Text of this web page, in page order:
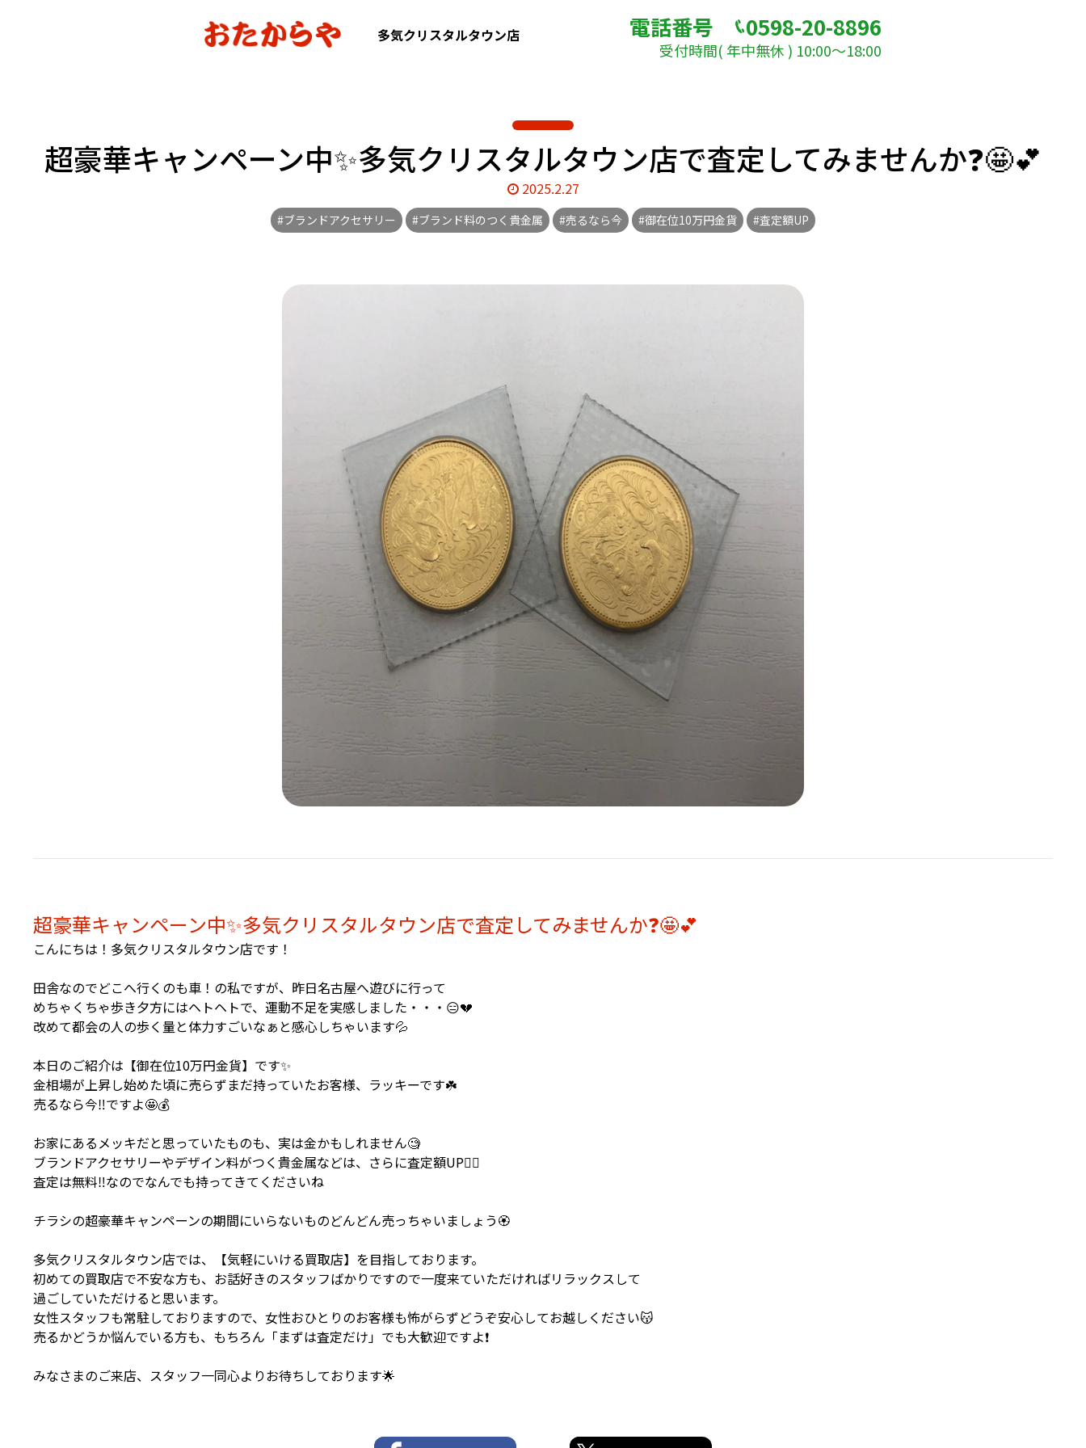
多気クリスタルタウン店 電話番号 0598-20-8896
受付時間( 年中無休 ) 10:00～18:00
超豪華キャンペーン中✨多気クリスタルタウン店で査定してみませんか❓🤩💕
2025.2.27
#ブランドアクセサリー #ブランド料のつく貴金属 #売るなら今 #御在位10万円金貨 #査定額UP
超豪華キャンペーン中✨多気クリスタルタウン店で査定してみませんか❓🤩💕
こんにちは！多気クリスタルタウン店です！
田舎なのでどこへ行くのも車！の私ですが、昨日名古屋へ遊びに行って
めちゃくちゃ歩き夕方にはヘトヘトで、運動不足を実感しました・・・😑💔
改めて都会の人の歩く量と体力すごいなぁと感心しちゃいます💦
本日のご紹介は【御在位10万円金貨】です✨
金相場が上昇し始めた頃に売らずまだ持っていたお客様、ラッキーです☘️
売るなら今‼️ですよ🤩💰
お家にあるメッキだと思っていたものも、実は金かもしれません🧐
ブランドアクセサリーやデザイン料がつく貴金属などは、さらに査定額UP☝🏻
査定は無料‼️なのでなんでも持ってきてくださいね
チラシの超豪華キャンペーンの期間にいらないものどんどん売っちゃいましょう🏵️
多気クリスタルタウン店では、【気軽にいける買取店】を目指しております。
初めての買取店で不安な方も、お話好きのスタッフばかりですので一度来ていただければリラックスして
過ごしていただけると思います。
女性スタッフも常駐しておりますので、女性おひとりのお客様も怖がらずどうぞ安心してお越しください😽
売るかどうか悩んでいる方も、もちろん「まずは査定だけ」でも大歓迎ですよ❗
みなさまのご来店、スタッフ一同心よりお待ちしております🌟